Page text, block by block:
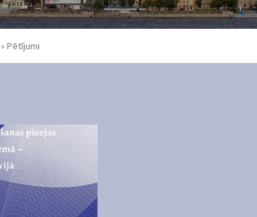
» Pētījumi